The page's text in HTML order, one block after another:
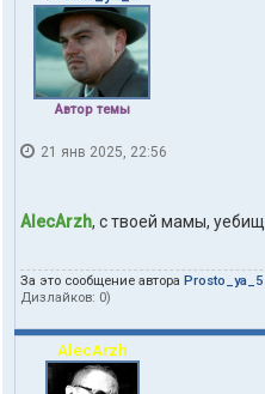
Автор темы
21 янв 2025, 22:56
AlecArzh, с твоей мамы,
За это сообщение автора Prosto_ya_5
Дизлайков: 0)
AlecArzh